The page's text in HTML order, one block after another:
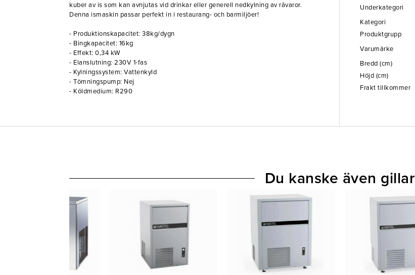
kuber av is som kan avnjutas vid drinkar eller generell nedkylning av råvaror.
Denna ismaskin passar perfekt in i restaurang- och barmiljöer!
- Produktionskapacitet: 38kg/dygn
- Bingkapacitet: 16kg
- Effekt: 0,34 kW
- Elanslutning: 230V 1-fas
- Kylningssystem: Vattenkyld
- Tömningspump: Nej
- Köldmedium: R290
Underkategori
Kategori
Produktgrupp
Varumärke
Bredd (cm)
Höjd (cm)
Frakt tillkommer
Du kanske även gillar